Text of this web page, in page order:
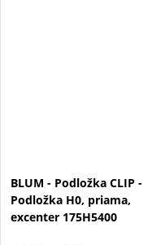
BLUM - Podložka CLIP -
Podložka H0, priama,
excenter 175H5400